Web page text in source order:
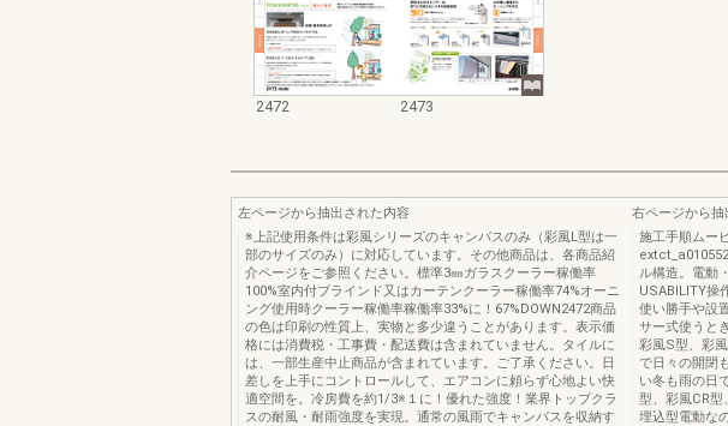
2472 2473
左ページから抽出された内容
※上記使用条件は彩風シリーズのキャンバスのみ（彩風L型は一
部のサイズのみ）に対応しています。その他商品は、各商品紹
介ページをご参照ください。標準3㎜ガラスクーラー稼働率
100%室内付ブラインド又はカーテンクーラー稼働率74%オーニ
ング使用時クーラー稼働率稼働率33%に！67%DOWN2472商品
の色は印刷の性質上、実物と多少違うことがあります。表示価
格には消費税・工事費・配送費は含まれていません。タイルに
は、一部生産中止商品が含まれています。ご了承ください。日
差しを上手にコントロールして、エアコンに頼らず心地よい快
適空間を。冷房費を約1/3※１に！優れた強度！業界トップクラ
スの耐風・耐雨強度を実現。通常の風雨でキャンバスを収納す
右ページから
施工手順ムー
ル構造。電動
USABILITY操
使い勝手や設
サー式使うと
彩風S型、彩
で日々の開閉
い冬も雨の日
型、彩風CR型
埋込型電動な